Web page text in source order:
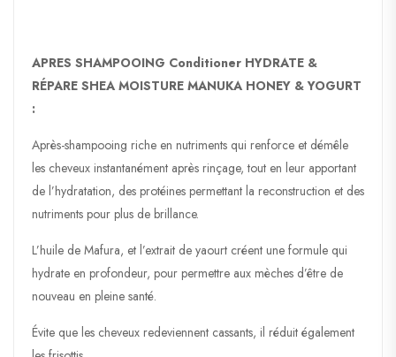
APRES SHAMPOOING Conditioner HYDRATE &
RÉPARE SHEA MOISTURE MANUKA HONEY & YOGURT
:
Après-shampooing riche en nutriments qui renforce et démêle
les cheveux instantanément après rinçage, tout en leur apportant
de l’hydratation, des protéines permettant la reconstruction et des
nutriments pour plus de brillance.
L’huile de Mafura, et l’extrait de yaourt créent une formule qui
hydrate en profondeur, pour permettre aux mèches d’être de
nouveau en pleine santé.
Évite que les cheveux redeviennent cassants, il réduit également